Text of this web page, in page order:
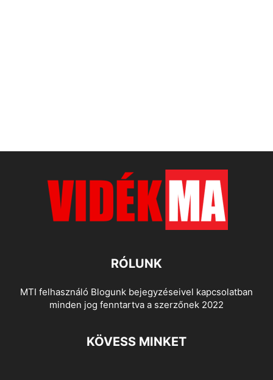
RÓLUNK
MTI felhasználó Blogunk bejegyzéseivel kapcsolatban
minden jog fenntartva a szerzőnek 2022
KÖVESS MINKET